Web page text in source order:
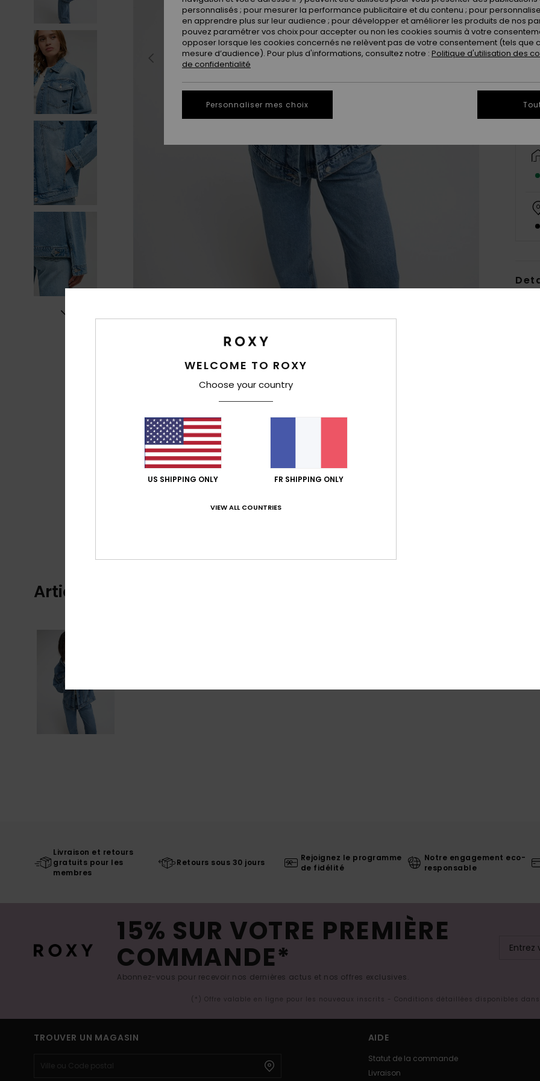
XS
Articles vus récemment
Livraison et retours
gratuits pour les
membres
Retours sous 30 jours
Rejoignez le programme
de fidélité
Notre engagement eco-
responsable
15% SUR VOTRE PREMIÈRE
COMMANDE*
Abonnez-vous pour recevoir nos dernières actus et nos offres exclusives.
(*) Offre valable en ligne pour les nouveaux inscrits - Conditions détaillées disponibles
TROUVER UN MAGASIN AIDE
Statut de la commande
Livraison
WELCOME TO ROXY
Choose your country
US SHIPPING ONLY FR SHIPPING ONLY
VIEW ALL COUNTRIES
personnalisés ; pour mesurer la performance publicitaire et du contenu ; pour
en apprendre plus sur leur audience ; pour développer et améliorer les produits de nos
pouvez paramétrer vos choix pour accepter ou non les cookies soumis à votre
opposer lorsque les cookies concernés ne relèvent pas de votre consentement (tels que
mesure d’audience). Pour plus d'informations, consultez notre : Politique d'utilisation des
de confidentialité
Personnaliser mes choix